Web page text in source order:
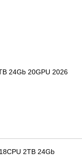
24Gb 20GPU 2026